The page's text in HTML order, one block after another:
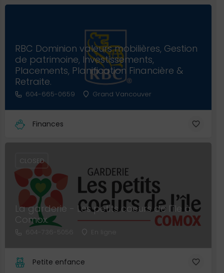
RBC Dominion valeurs mobilières, Gestion
de patrimoine, Investissements,
Placements, Planification Financière &
Retraite.
604-665-0659 Grand Vancouver
Finances
La garderie - Les petits coeurs de l'île à
Comox.
604-736-5056 En ligne
CLOSED
Petite enfance